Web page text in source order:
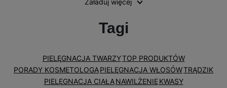
Załaduj więcej
Tagi
PIELĘGNACJA TWARZYTOP PRODUKTÓW
PORADY KOSMETOLOGAPIELĘGNACJA WŁOSÓWTRĄDZIK
PIELĘGNACJA CIAŁA NAWILŻENIE KWASY